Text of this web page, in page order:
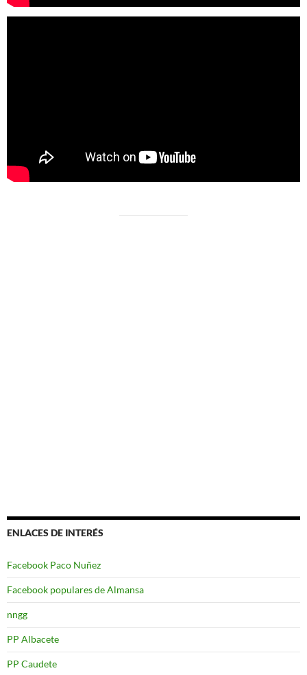
ENLACES DE INTERÉS
Facebook Paco Nuñez
Facebook populares de Almansa
nngg
PP Albacete
PP Caudete